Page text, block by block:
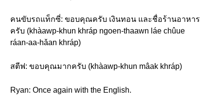
คนขับรถแท็กซี่: ขอบคุณครับ เงินทอน และชื่อร้านอาหาร
ครับ (khàawp-khun khráp ngoen-thaawn láe chûue
ráan-aa-hǎan khráp)
สตีฟ: ขอบคุณมากครับ (khàawp-khun mâak khráp)
Ryan: Once again with the English.